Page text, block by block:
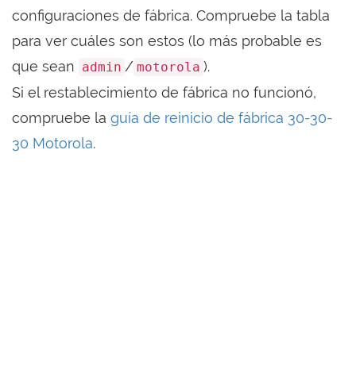
configuraciones de fábrica. Compruebe la tabla
para ver cuáles son estos (lo más probable es
que sean admin / motorola ).
Si el restablecimiento de fábrica no funcionó,
compruebe la guía de reinicio de fábrica 30-30-
30 Motorola.